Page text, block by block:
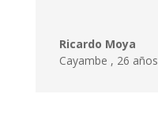
Ricardo Moya
Cayambe , 26 años